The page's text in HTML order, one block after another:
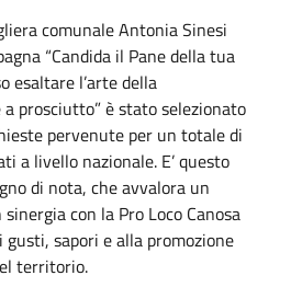
comunale Antonia Sinesi
“Candida il Pane della tua
esaltare l’arte della
prosciutto” è stato selezionato
pervenute per un totale di
a livello nazionale. E’ questo
di nota, che avvalora un
con la Pro Loco Canosa
gusti, sapori e alla promozione
territorio.